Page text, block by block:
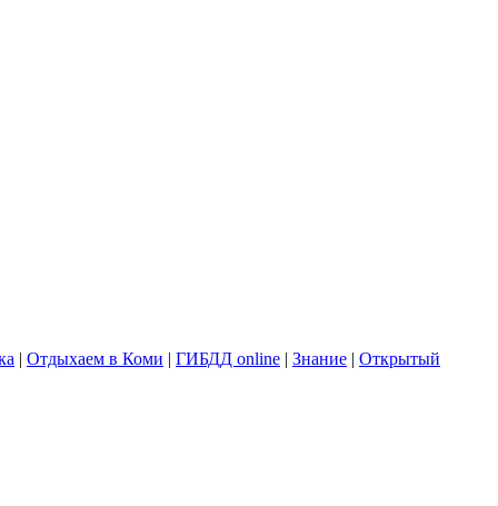
| Отдыхаем в Коми | ГИБДД online | Знание | Открытый